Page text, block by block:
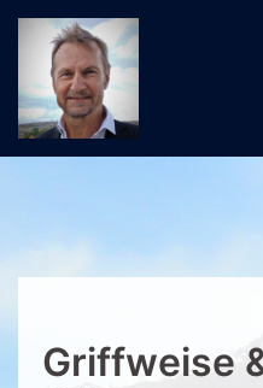
Zum
springen
Griffweise